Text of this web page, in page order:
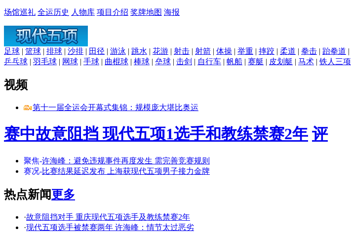
场馆巡礼 全运历史 人物库 项目介绍 奖牌地图 海报
足球 | 篮球 | 排球 | 沙排 | 田径 | 游泳 | 跳水 | 花游 | 射击 | 射箭 | 体操 | 举重 | 摔跤 | 柔道 | 拳击 | 跆拳道 |
乒乓球 | 羽毛球 | 网球 | 手球 | 曲棍球 | 棒球 | 垒球 | 击剑 | 自行车 | 帆船 | 赛艇 | 皮划艇 | 马术 | 铁人三项
视频
第十一届全运会开幕式集锦：规模庞大堪比奥运
赛中故意阻挡 现代五项1选手和教练禁赛2年 评
聚焦-许海峰：避免违规事件再度发生 需完善竞赛规则
赛况-比赛结果延迟发布 上海获现代五项男子接力金牌
热点新闻更多
·故意阻挡对手 重庆现代五项选手及教练禁赛2年
·现代五项选手被禁赛两年 许海峰：情节太过恶劣